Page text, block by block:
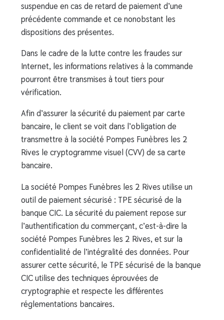
suspendue en cas de retard de paiement d’une
précédente commande et ce nonobstant les
dispositions des présentes.
Dans le cadre de la lutte contre les fraudes sur
Internet, les informations relatives à la commande
pourront être transmises à tout tiers pour
vérification.
Afin d’assurer la sécurité du paiement par carte
bancaire, le client se voit dans l’obligation de
transmettre à la société Pompes Funèbres les 2
Rives le cryptogramme visuel (CVV) de sa carte
bancaire.
La société Pompes Funèbres les 2 Rives utilise un
outil de paiement sécurisé : TPE sécurisé de la
banque CIC. La sécurité du paiement repose sur
l’authentification du commerçant, c’est-à-dire la
société Pompes Funèbres les 2 Rives, et sur la
confidentialité de l’intégralité des données. Pour
assurer cette sécurité, le TPE sécurisé de la banque
CIC utilise des techniques éprouvées de
cryptographie et respecte les différentes
réglementations bancaires.